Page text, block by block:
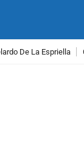
De La Espriella